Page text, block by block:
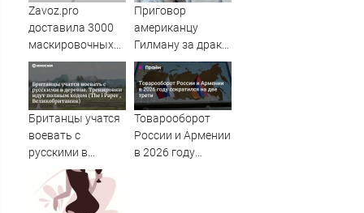
Zavoz.pro
доставила 3000
маскировочных
плащей «Морок»
для СВО
Приговор
американцу
Гилману за драки
в воронежском
СИЗО
потребовали
ужесточить -
Новости на
Вести.ru
Британцы учатся
воевать с
русскими в
деревне.
Тренировки идут
полным ходом
Товарооборот
России и Армении
в 2026 году